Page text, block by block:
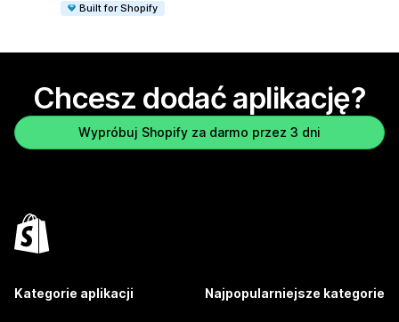
Built for Shopify
Chcesz dodać aplikację?
Wypróbuj Shopify za darmo przez 3 dni
Kategorie aplikacji Najpopularniejsze kategorie